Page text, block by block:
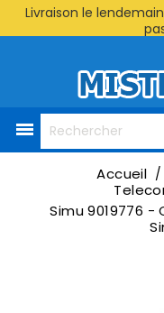
Livraison le

Accueil
Simu 9019776